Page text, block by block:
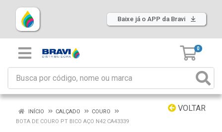
Baixe já o APP da Bravi
0
VOLTAR
INÍCIO CALÇADO
COURO
BOTA DE COURO PT BICO AÇO N42 CA43339